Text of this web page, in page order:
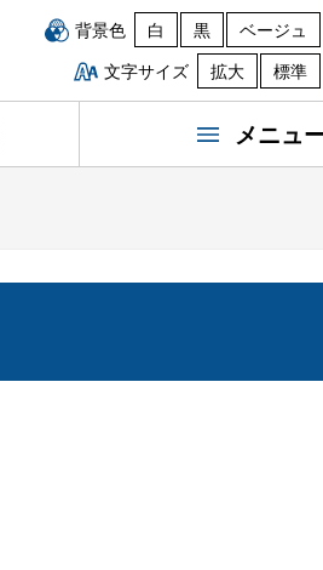
背景色 白 黒
ベージュ
文字サイズ
拡大 標準
メニュ